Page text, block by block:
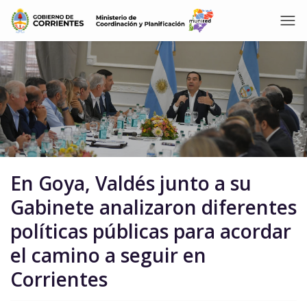
En Goya, Valdés junto a su
Gabinete analizaron diferentes
políticas públicas para acordar
el camino a seguir en
Corrientes